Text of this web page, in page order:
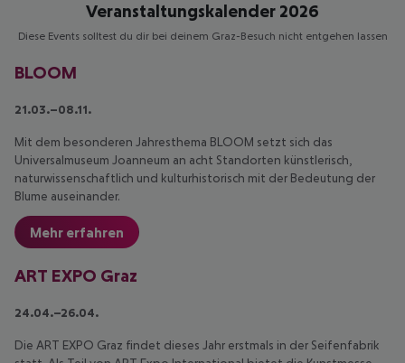
Veranstaltungskalender 2026
Diese Events solltest du dir bei deinem Graz-Besuch nicht entgehen lassen
BLOOM
21.03.–08.11.
Mit dem besonderen Jahresthema BLOOM setzt sich das
Universalmuseum Joanneum an acht Standorten künstlerisch,
naturwissenschaftlich und kulturhistorisch mit der Bedeutung der
Blume auseinander.
Mehr erfahren
ART EXPO Graz
24.04.–26.04.
Die ART EXPO Graz findet dieses Jahr erstmals in der Seifenfabrik